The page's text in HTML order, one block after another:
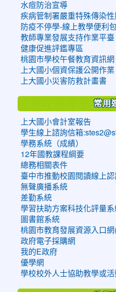
水痘防治宣導
疾病管制署嚴重特殊傳染性
防疫不停學-線上教學便利包
教師專業發展支持作業平臺
健康促進評鑑專區
桃園市學校午餐教育資訊網
上大國小個資保護公開作業
上大國小災害防救計畫書
常用
上大國小會計室報告
學生線上諮詢信箱
學務系統（成績）
12年國教課程綱要
總務相關表件
臺中市推動校園閱讀線上
無聲廣播系統
差勤系統
學習扶助方案科技化評量系
圖書館系統
桃園市教育發展資源入口網
政府電子採購網
我的E政府
優學網
學校校外人士協助教學或